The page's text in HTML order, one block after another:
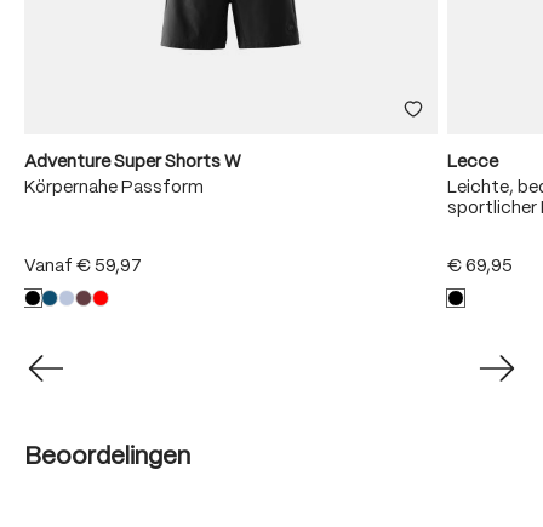
Adventure Super Shorts W
Körpernahe Passform
Vanaf € 59,97
Lecce
Leichte,
sportlicher
€ 69,95
Beoordelingen